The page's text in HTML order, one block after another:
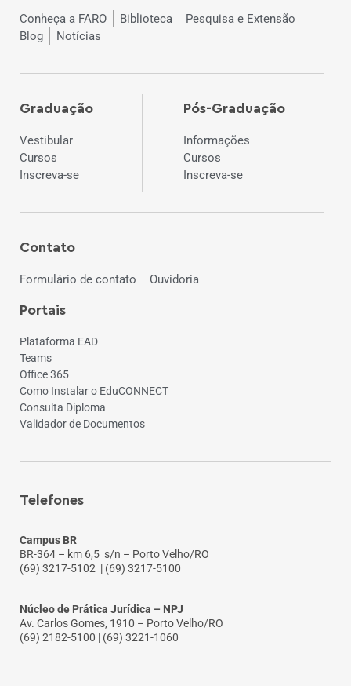
Conheça a FARO Biblioteca
Pesquisa e Extensão
Blog
Notícias
Graduação
Vestibular
Cursos
Inscreva-se
Pós-Graduação
Informações
Cursos
Inscreva-se
Contato
Formulário de contato Ouvidoria
Portais
Plataforma EAD
Teams
Office 365
Como Instalar o EduCONNECT
Consulta Diploma
Validador de Documentos
Telefones
Campus BR
BR-364 – km 6,5 s/n – Porto Velho/RO
(69) 3217-5102 | (69) 3217-5100
Núcleo de Prática Jurídica – NPJ
Av. Carlos Gomes, 1910 – Porto Velho/RO
(69) 2182-5100 | (69) 3221-1060